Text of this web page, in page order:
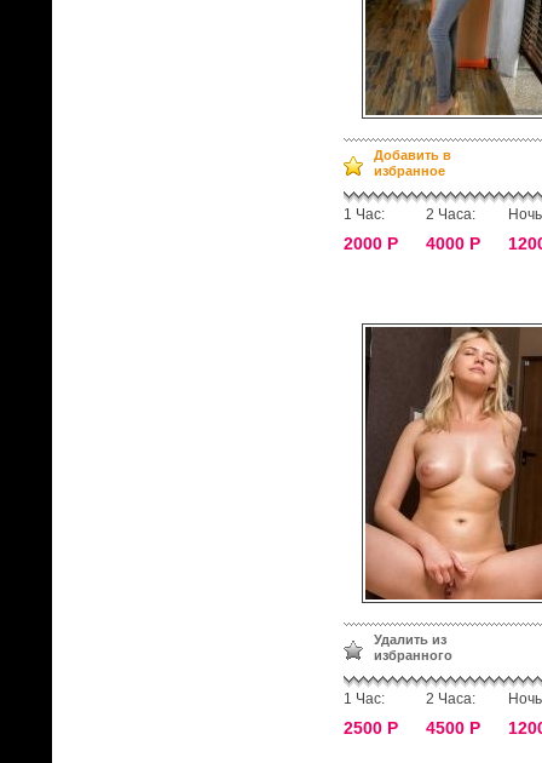
Добавить в
избранное
1 Час:
2000 Р
2 Часа:
4000 Р
Удалить из
избранного
1 Час:
2500 Р
2 Часа:
4500 Р